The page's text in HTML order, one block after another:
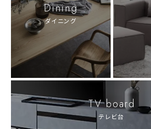
Dining
ダイニング
TV board
テレビ台